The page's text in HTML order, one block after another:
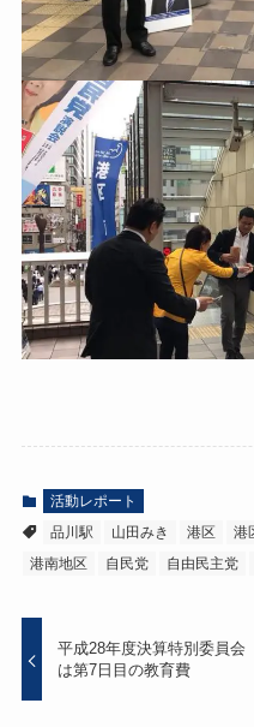
活動レポート
品川駅
山田みき 港区 港
港南地区
自民党 自由民主党
平成28年度決算特別委員会
は第7日目の教育費